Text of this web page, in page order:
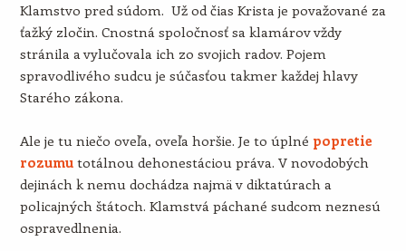
Klamstvo pred súdom. Už od čias Krista je považované za
ťažký zločin. Cnostná spoločnosť sa klamárov vždy
stránila a vylučovala ich zo svojich radov. Pojem
spravodlivého sudcu je súčasťou takmer každej hlavy
Starého zákona.
Ale je tu niečo oveľa, oveľa horšie. Je to úplné popretie
rozumutotálnou dehonestáciou práva. V novodobých
dejinách k nemu dochádza najmä v diktatúrach a
policajných štátoch. Klamstvá páchané sudcom neznesú
ospravedlnenia.